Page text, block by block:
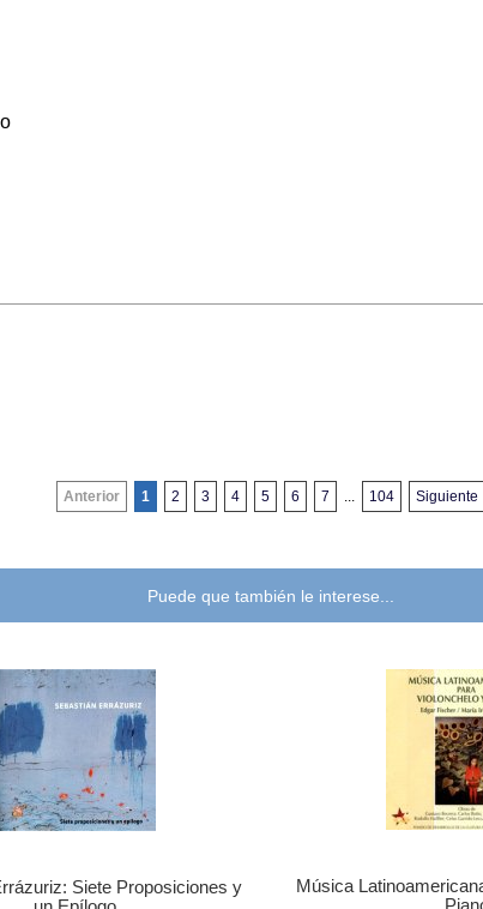
Anterior
1 2 3 4 5 6 7 ... 104 Siguiente
Puede que también le interese...
Siete Proposiciones y
Música